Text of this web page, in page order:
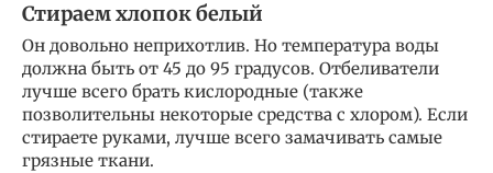
Стираем хлопок белый
Он довольно неприхотлив. Но температура воды
должна быть от 45 до 95 градусов. Отбеливатели
лучше всего брать кислородные (также
позволительны некоторые средства с хлором). Если
стираете руками, лучше всего замачивать самые
грязные ткани.